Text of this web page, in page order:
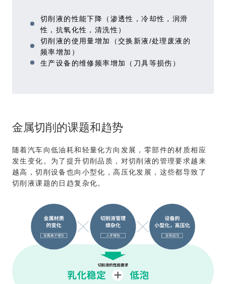
切削液的性能下降（渗透性，冷却性，润滑
性，抗氧化性，清洗性）
切削液的使用量增加（交换新液/处理废液的
频率增加）
生产设备的维修频率增加（刀具等损伤）
金属切削的课题和趋势
随着汽车向低油耗和轻量化方向发展，零部件的材质相应
发生变化。为了提升切削品质，对切削液的管理要求越来
越高，切削设备也向小型化，高压化发展，这些都导致了
切削液课题的日趋复杂化。